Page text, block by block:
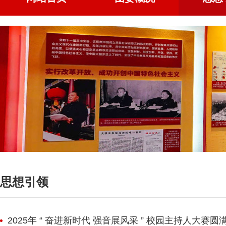
思想引领
2025年 “ 奋进新时代 强音展风采 ” 校园主持人大赛圆